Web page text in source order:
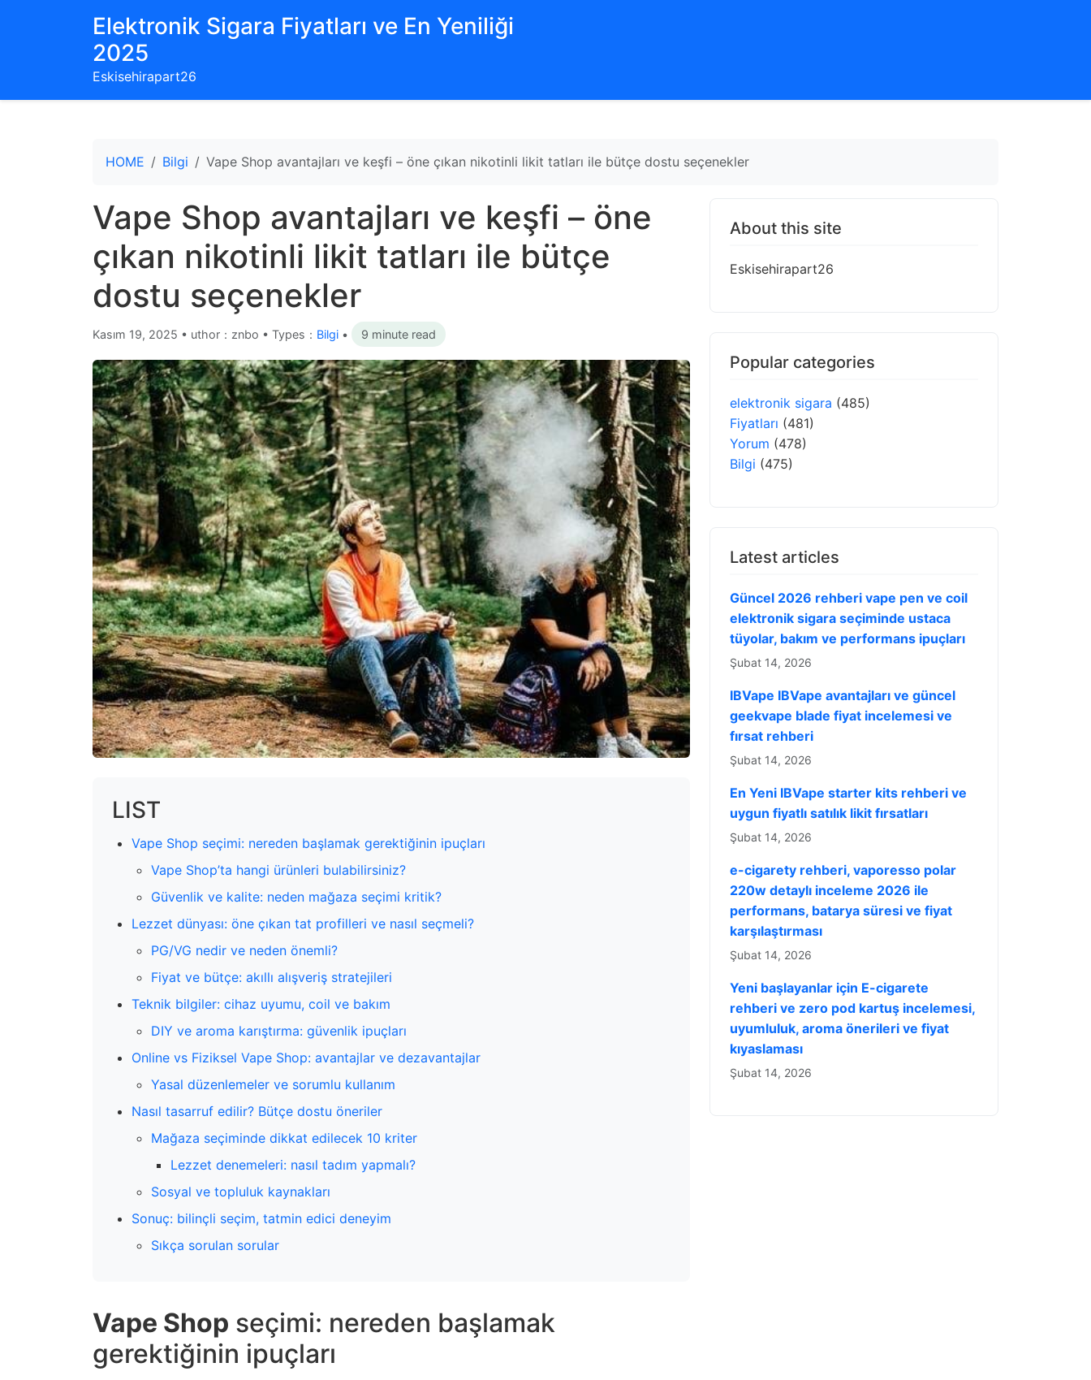
Elektronik Sigara Fiyatları ve En Yeniliği
2025
Eskisehirapart26
HOME Bilgi Vape Shop avantajları ve keşfi – öne çıkan nikotinli likit tatları ile bütçe dostu seçenekler
Vape Shop avantajları ve keşfi – öne
çıkan nikotinli likit tatları ile bütçe
dostu seçenekler
Kasım 19, 2025 • uthor：znbo • Types： Bilgi • 9 minute read
LIST
Vape Shop seçimi: nereden başlamak gerektiğinin ipuçları
Vape Shop’ta hangi ürünleri bulabilirsiniz?
Güvenlik ve kalite: neden mağaza seçimi kritik?
Lezzet dünyası: öne çıkan tat profilleri ve nasıl seçmeli?
PG/VG nedir ve neden önemli?
Fiyat ve bütçe: akıllı alışveriş stratejileri
Teknik bilgiler: cihaz uyumu, coil ve bakım
DIY ve aroma karıştırma: güvenlik ipuçları
Online vs Fiziksel Vape Shop: avantajlar ve dezavantajlar
Yasal düzenlemeler ve sorumlu kullanım
Nasıl tasarruf edilir? Bütçe dostu öneriler
Mağaza seçiminde dikkat edilecek 10 kriter
Lezzet denemeleri: nasıl tadım yapmalı?
Sosyal ve topluluk kaynakları
Sonuç: bilinçli seçim, tatmin edici deneyim
Sıkça sorulan sorular
Vape Shop seçimi: nereden başlamak
gerektiğinin ipuçları
About this site
Eskisehirapart26
Popular categories
elektronik sigara (485)
Fiyatları (481)
Yorum (478)
Bilgi (475)
Latest articles
Güncel 2026 rehberi vape pen ve coil
elektronik sigara seçiminde ustaca
tüyolar, bakım ve performans ipuçları
Şubat 14, 2026
IBVape IBVape avantajları ve güncel
geekvape blade fiyat incelemesi ve
fırsat rehberi
Şubat 14, 2026
En Yeni IBVape starter kits rehberi ve
uygun fiyatlı satılık likit fırsatları
Şubat 14, 2026
e-cigarety rehberi, vaporesso polar
220w detaylı inceleme 2026 ile
performans, batarya süresi ve fiyat
karşılaştırması
Şubat 14, 2026
Yeni başlayanlar için E-cigarete
rehberi ve zero pod kartuş incelemesi,
uyumluluk, aroma önerileri ve fiyat
kıyaslaması
Şubat 14, 2026